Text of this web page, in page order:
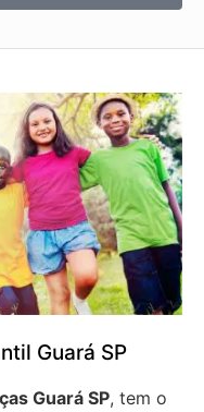
Guará SP
Guará SP, tem o